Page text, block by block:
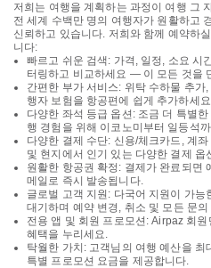
저희는 여행을 계획하는 과정이 여행 그
전 세계 수백만 명의 여행자가 원활하고
신뢰하고 있습니다. 저희와 함께 예약하
니다:
빠르고 쉬운 검색: 가격, 일정, 소요 시
터링하고 비교하세요 — 이 모든 것을
간편한 부가 서비스: 위탁 수하물 추가
행자 보험을 항공편에 쉽게 추가하세
다양한 좌석 등급 옵션: 조금 더 특별
행 경험을 위해 이코노미부터 일등석
다양한 결제 수단: 신용/체크카드, 계
및 현지에서 인기 있는 다양한 결제 옵
원활한 항공권 확정: 결제가 완료되면
메일로 즉시 발송됩니다.
글로벌 고객 지원: 다국어 지원이 가
대기하며 예약 변경, 취소 및 모든 문
전용 앱 및 회원 프로모션: Airpaz 회
혜택을 누리세요.
탁월한 가치: 고객님의 여행 예산을 최
특별 프로모션 요금을 제공합니다.